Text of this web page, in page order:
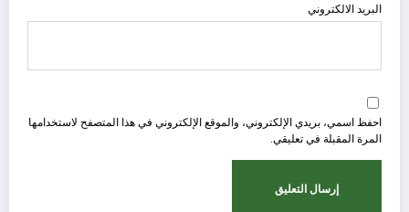
البريد الالكتروني
احفظ اسمي، بريدي الإلكتروني، والموقع الإلكتروني في هذا المتصفح لاستخدامها
المرة المقبلة في تعليقي.